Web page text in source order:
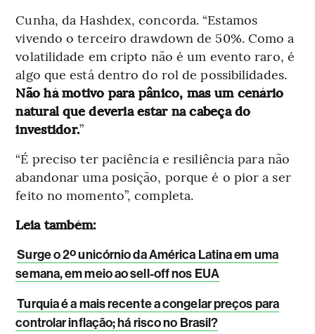
Cunha, da Hashdex, concorda. “Estamos
vivendo o terceiro drawdown de 50%. Como a
volatilidade em cripto não é um evento raro, é
algo que está dentro do rol de possibilidades.
Não há motivo para pânico, mas um cenário
natural que deveria estar na cabeça do
investidor.”
“É preciso ter paciência e resiliência para não
abandonar uma posição, porque é o pior a ser
feito no momento”, completa.
Leia também:
Surge o 2º unicórnio da América Latina em uma
semana, em meio ao sell-off nos EUA
Turquia é a mais recente a congelar preços para
controlar inflação; há risco no Brasil?